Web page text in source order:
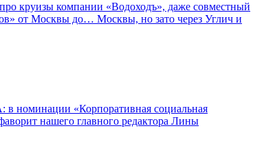
круизы компании «Водоходъ», даже совместный
от Москвы до… Москвы, но зато через Углич и
номинации «Корпоративная социальная
нашего главного редактора Лины